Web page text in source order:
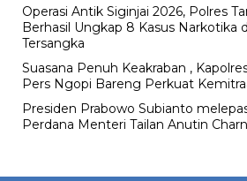
Operasi Antik Siginjai 2026, Polres
Berhasil Ungkap 8 Kasus Narkotika
Tersangka
Suasana Penuh Keakraban ,
Pers Ngopi Bareng Perkuat
Presiden Prabowo Subianto
Perdana Menteri Tailan Anutin